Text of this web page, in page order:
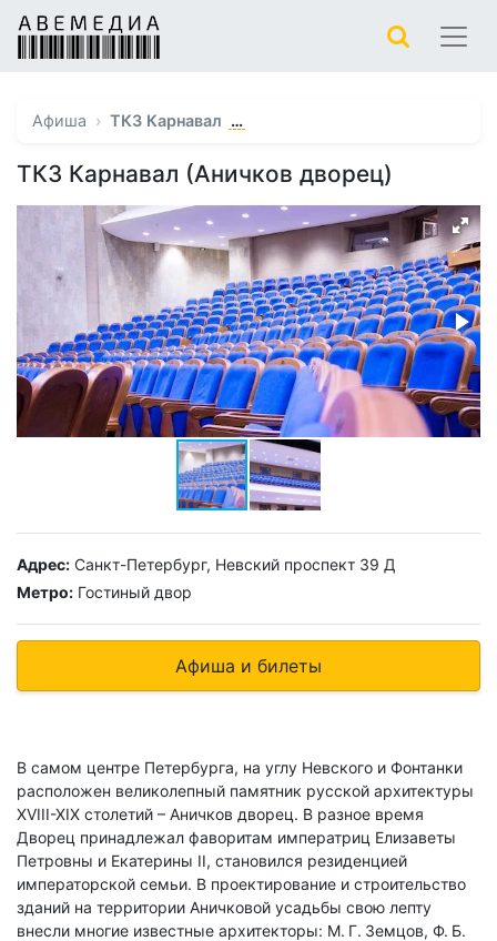
Афиша ТКЗ Карнавал …
ТКЗ Карнавал (Аничков дворец)
Адрес: Санкт-Петербург, Невский проспект 39 Д
Метро: Гостиный двор
Афиша и билеты
В самом центре Петербурга, на углу Невского и Фонтанки
расположен великолепный памятник русской архитектуры
XVIII-XIX столетий – Аничков дворец. В разное время
Дворец принадлежал фаворитам императриц Елизаветы
Петровны и Екатерины II, становился резиденцией
императорской семьи. В проектирование и строительство
зданий на территории Аничковой усадьбы свою лепту
внесли многие известные архитекторы: М. Г. Земцов, Ф. Б.